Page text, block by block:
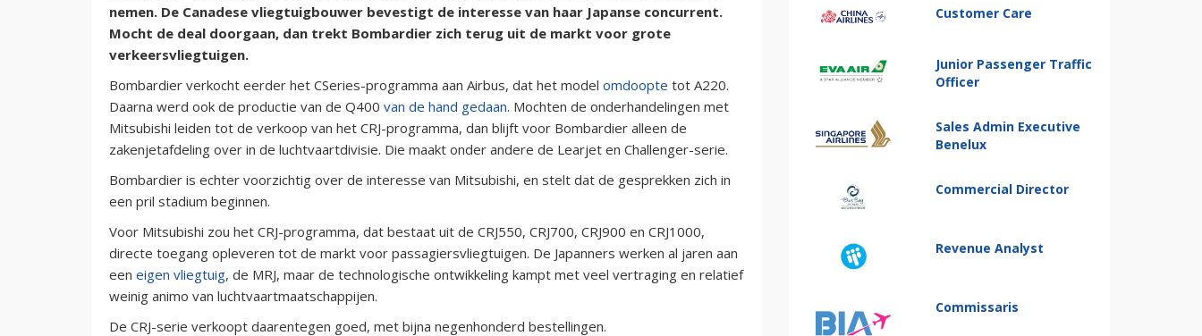
nemen. De Canadese vliegtuigbouwer bevestigt de interesse van haar Japanse concurrent.
Mocht de deal doorgaan, dan trekt Bombardier zich terug uit de markt voor grote
verkeersvliegtuigen.
Bombardier verkocht eerder het CSeries-programma aan Airbus, dat het model omdoopte tot A220.
Daarna werd ook de productie van de Q400 van de hand gedaan. Mochten de onderhandelingen met
Mitsubishi leiden tot de verkoop van het CRJ-programma, dan blijft voor Bombardier alleen de
zakenjetafdeling over in de luchtvaartdivisie. Die maakt onder andere de Learjet en Challenger-serie.
Bombardier is echter voorzichtig over de interesse van Mitsubishi, en stelt dat de gesprekken zich in
een pril stadium beginnen.
Voor Mitsubishi zou het CRJ-programma, dat bestaat uit de CRJ550, CRJ700, CRJ900 en CRJ1000,
directe toegang opleveren tot de markt voor passagiersvliegtuigen. De Japanners werken al jaren aan
een eigen vliegtuig, de MRJ, maar de technologische ontwikkeling kampt met veel vertraging en relatief
weinig animo van luchtvaartmaatschappijen.
De CRJ-serie verkoopt daarentegen goed, met bijna negenhonderd bestellingen.
Customer Care
Junior Passenger Traffic
Officer
Sales Admin Executive
Benelux
Commercial Director
Revenue Analyst
Commissaris